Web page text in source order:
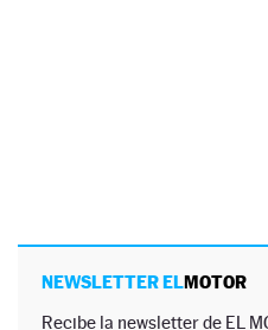
NEWSLETTER ELMOTOR
Recibe la newsletter de EL